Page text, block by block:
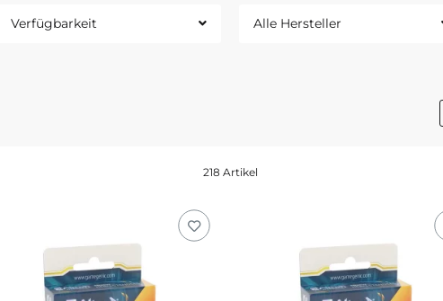
Verfügbarkeit Alle Hersteller
218 Artikel